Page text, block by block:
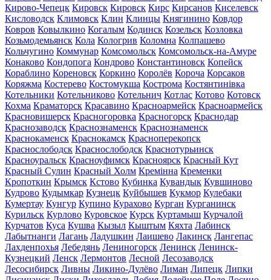
Кирово-Чепецк Кировск Кировск Кирс Кирсанов Киселевск
Кисловодск Климовск Клин Клинцы Княгинино Ковдор
Ковров Ковылкино Когалым Кодинск Козельск Козловка
Козьмодемьянск Кола Кологрив Коломна Колпашево
Кольчугино Коммунар Комсомольск Комсомольск-на-Амуре
Конаково Кондопога Кондрово Константиновск Копейск
Кораблино Кореновск Коркино Королёв Короча Корсаков
Коряжма Костерево Костомукша Кострома Костянтинівка
Котельники Котельниково Котельнич Котлас Котово Котовск
Кохма Краматорск Красавино Красноармейск Красноармейск
Красновишерск Красногоровка Красногорск Краснодар
Краснозаводск Краснознаменск Краснознаменск
Краснокаменск Краснокамск Красноперекопск
Краснослободск Краснослободск Краснотурьинск
Красноуральск Красноуфимск Красноярск Красный Кут
Красный Сулин Красный Холм Кремінна Кременки
Кропоткин Крымск Кстово Кубинка Кувандык Кувшиново
Кудрово Кудымкар Кузнецк Куйбышев Кукмор Кулебаки
Кумертау Кунгур Купино Курахово Курган Курганинск
Курильск Курлово Куровское Курск Куртамыш Курчалой
Курчатов Куса Кушва Кызыл Кыштым Кяхта Лабинск
Лабытнанги Лагань Ладушкин Лаишево Лакинск Лангепас
Лахденпохья Лебедянь Лениногорск Ленинск Ленинск-
Кузнецкий Ленск Лермонтов Лесной Лесозаводск
Лесосибирск Ливны Ликино-Дулёво Лиман Липецк Липки